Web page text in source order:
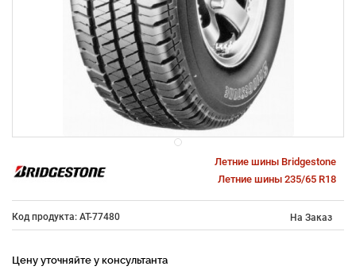
Летние шины Bridgestone
Летние шины 235/65 R18
Код продукта: AT-77480 На Заказ
Цену уточняйте у консультанта